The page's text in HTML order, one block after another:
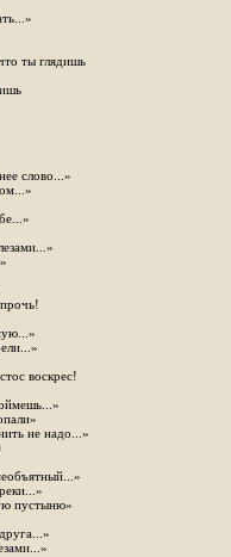
ты глядишь
слово...»
воскрес!
не надо...»
пустыню»